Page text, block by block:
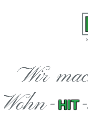
Wir
Wohn- HIT